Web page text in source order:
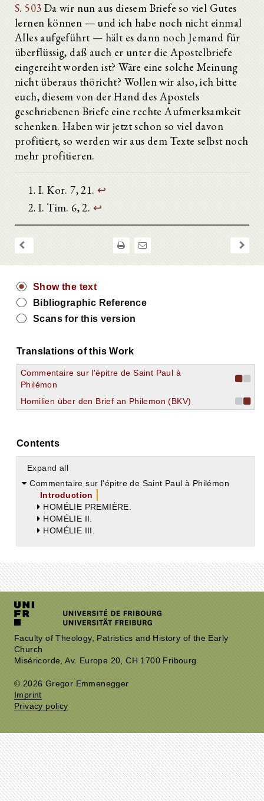
S. 503 Da wir nun aus diesem Briefe so viel Gutes
lernen können — und ich habe noch nicht einmal
Alles aufgeführt — hält es dann noch Jemand für
überflüssig, daß auch er unter die Apostelbriefe
eingereiht worden ist? Wäre eine solche Meinung
nicht überaus thöricht? Wollen wir also, ich bitte
euch, diesem von der Hand des Apostels
geschriebenen Briefe eine rechte Aufmerksamkeit
schenken. Haben wir jetzt schon so viel davon
profitiert, so werden wir aus dem Texte selbst noch
mehr profitieren.
I. Kor. 7, 21. ↩
I. Tim. 6, 2. ↩
Show the text
Bibliographic Reference
Scans for this version
Translations of this Work
Commentaire sur l'épitre de Saint Paul à
Philémon
Homilien über den Brief an Philemon (BKV)
Contents
Expand all
Commentaire sur l'épitre de Saint Paul à Philémon
Introduction
HOMÉLIE PREMIÈRE.
HOMÉLIE II.
HOMÉLIE III.
Faculty of Theology, Patristics and History of the Early
Church
Miséricorde, Av. Europe 20, CH 1700 Fribourg
© 2026 Gregor Emmenegger
Imprint
Privacy policy